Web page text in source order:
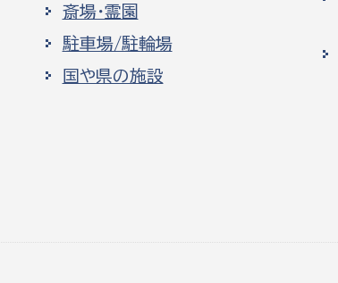
斎場・霊園
駐車場/駐輪場
国や県の施設